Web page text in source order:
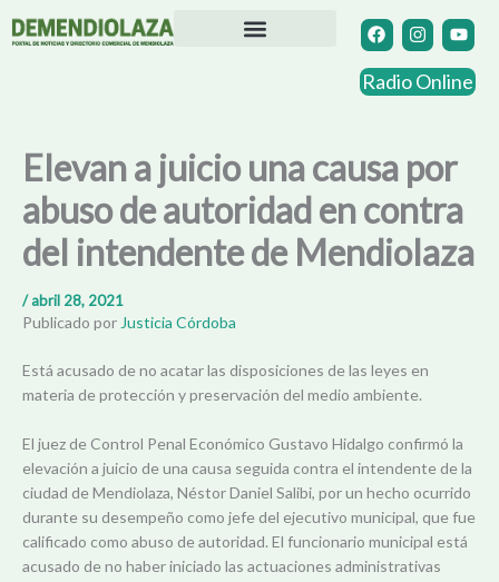
F
a
c
e
b
I
n
s
t
a
m
Y
o
u
t
u
Radio Online
Elevan a juicio una causa por
abuso de autoridad en contra
del intendente de Mendiolaza
/abril 28, 2021
Publicado por Justicia Córdoba
Está acusado de no acatar las disposiciones de las leyes en
materia de protección y preservación del medio ambiente.
El juez de Control Penal Económico Gustavo Hidalgo confirmó la
elevación a juicio de una causa seguida contra el intendente de la
ciudad de Mendiolaza, Néstor Daniel Salibi, por un hecho ocurrido
durante su desempeño como jefe del ejecutivo municipal, que fue
calificado como abuso de autoridad. El funcionario municipal está
acusado de no haber iniciado las actuaciones administrativas